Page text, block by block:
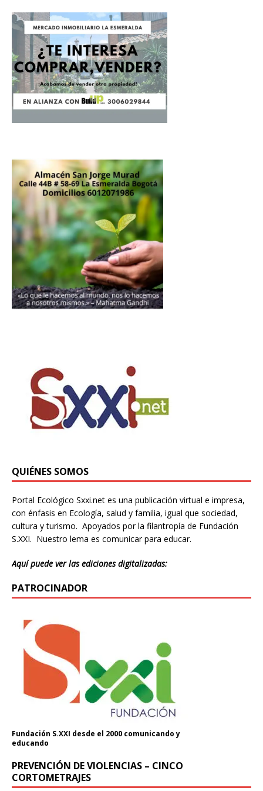
QUIÉNES SOMOS
Portal Ecológico Sxxi.net es una publicación virtual e impresa,
con énfasis en Ecología, salud y familia, igual que sociedad,
cultura y turismo. Apoyados por la filantropía de Fundación
S.XXI. Nuestro lema es comunicar para educar.
Aquí puede ver las ediciones digitalizadas:
PATROCINADOR
Fundación S.XXI desde el 2000 comunicando y
educando
PREVENCIÓN DE VIOLENCIAS – CINCO
CORTOMETRAJES